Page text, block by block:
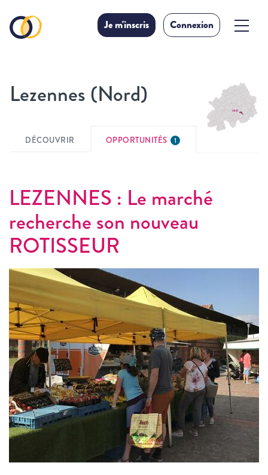
Je m'inscris Connexion
Lezennes (Nord)
DÉCOUVRIR OPPORTUNITÉS 1
LEZENNES : Le marché
recherche son nouveau
ROTISSEUR